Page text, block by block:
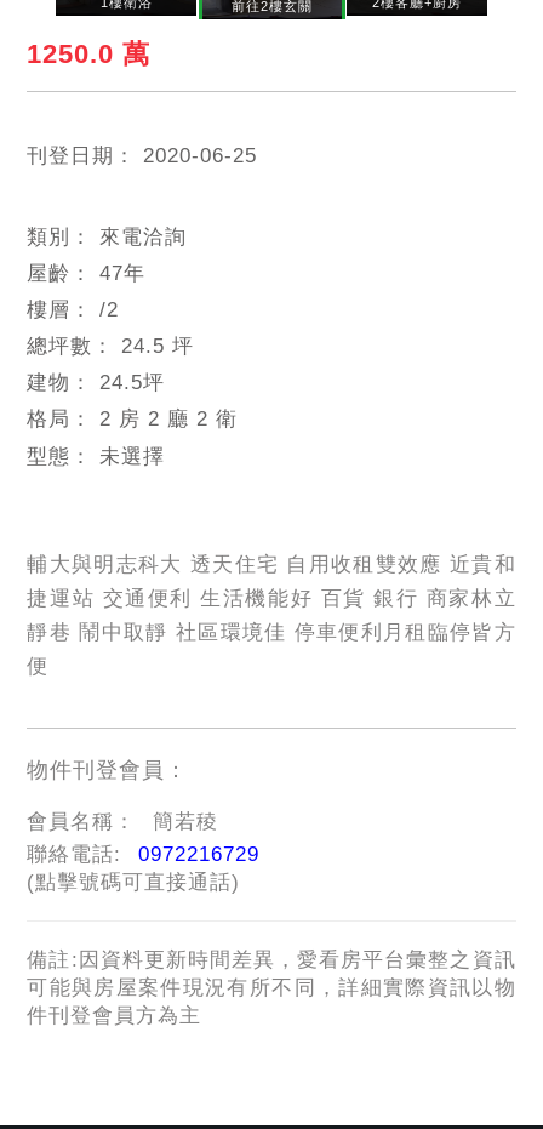
前往2樓玄關
1250.0 萬
刊登日期： 2020-06-25
類別： 來電洽詢
屋齡：47年
樓層：/2
總坪數： 24.5 坪
建物： 24.5坪
格局： 2 房 2 廳 2 衛
型態： 未選擇
輔大與明志科大 透天住宅 自用收租雙效應 近貴和
捷運站 交通便利 生活機能好 百貨 銀行 商家林立
靜巷 鬧中取靜 社區環境佳 停車便利月租臨停皆方
便
物件刊登會員：
會員名稱：
簡若稜
聯絡電話:
0972216729
(點擊號碼可直接通話)
備註:因資料更新時間差異，愛看房平台彙整之資訊
可能與房屋案件現況有所不同，詳細實際資訊以物
件刊登會員方為主